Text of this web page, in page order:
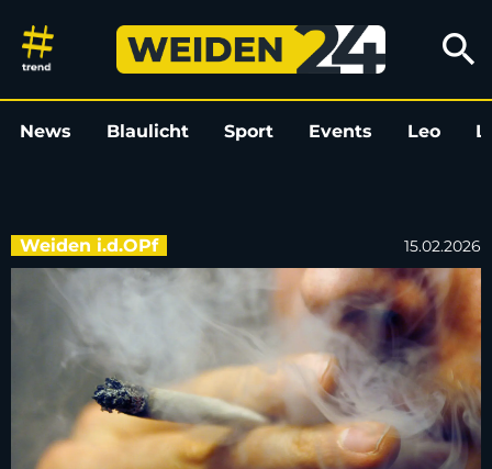
Fahrt unter Drogeneinfluss in
search
News Blaulicht Sport Events Leo
Weiden i.d.OPf 15.02.2026